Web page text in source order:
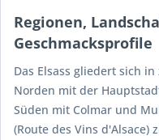
Regionen,
Geschmacksprofile
Das Elsass gliedert sich
Norden mit der
Süden mit Colmar und
(Route des Vins d'Alsace)